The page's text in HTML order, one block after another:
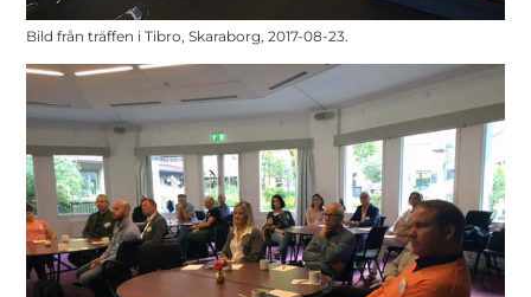
Bild från träffen i Tibro, Skaraborg, 2017-08-23.